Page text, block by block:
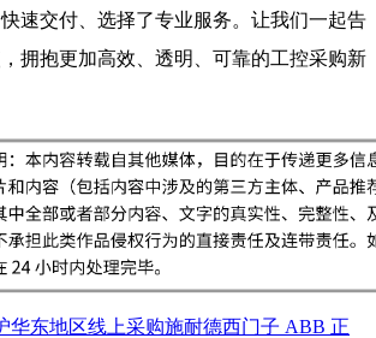
速交付、选择了专业服务。让我们一起告
拥抱更加高效、透明、可靠的工控采购新
华东地区线上采购施耐德西门子 ABB 正